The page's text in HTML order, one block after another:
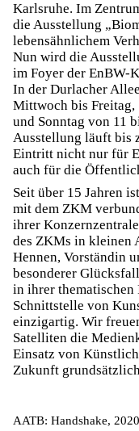
Karlsruhe. Im
die Ausstellung
lebensähnlichem
Nun wird die
im Foyer der EnBW-
In der Durlacher
Mittwoch bis Freitag,
und Sonntag von 11
Ausstellung läuft bis
Eintritt nicht nur für
auch für die
Seit über 15 Jahren
mit dem ZKM
ihrer
des ZKMs in kleinen
Hennen, Vorständin
besonderer
in ihrer thematischen
Schnittstelle von
einzigartig. Wir
Satelliten die
Einsatz von
Zukunft
AATB: Handshake,